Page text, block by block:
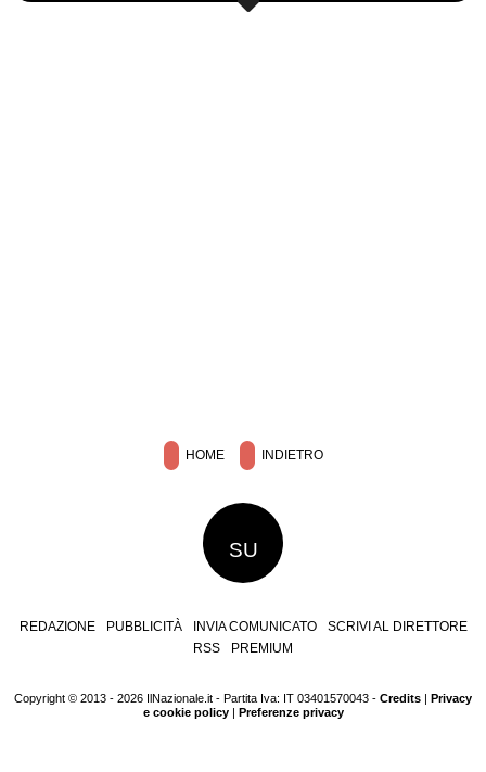
HOME INDIETRO
SU
REDAZIONE PUBBLICITÀ INVIA COMUNICATO
SCRIVI AL DIRETTORE
RSS
PREMIUM
Copyright © 2013 - 2026 IlNazionale.it - Partita Iva: IT 03401570043 - Credits | Privacy
e cookie policy| Preferenze privacy